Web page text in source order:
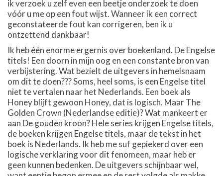
ik verzoek u zelf even een beetje onderzoek te doen
vóór u me op een fout wijst. Wanneer ik een correct
geconstateerde fout kan corrigeren, ben ik u
ontzettend dankbaar!
Ik heb één enorme ergernis over boekenland. De Engelse
titels! Een doorn in mijn oog en een constante bron van
verbijstering. Wat bezielt de uitgevers in hemelsnaam
om dit te doen??? Soms, heel soms, is een Engelse titel
niet te vertalen naar het Nederlands. Een boek als
Honey blijft gewoon Honey, dat is logisch. Maar The
Golden Crown (Nederlandse editie)? Wat mankeert er
aan De gouden kroon? Hele series krijgen Engelse titels,
de boeken krijgen Engelse titels, maar de tekst in het
boek is Nederlands. Ik heb me suf gepiekerd over een
logische verklaring voor dit fenomeen, maar heb er
geen kunnen bedenken. De uitgevers schijnbaar wel,